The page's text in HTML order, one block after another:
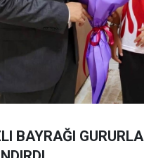
BAYRAĞI GURURLA